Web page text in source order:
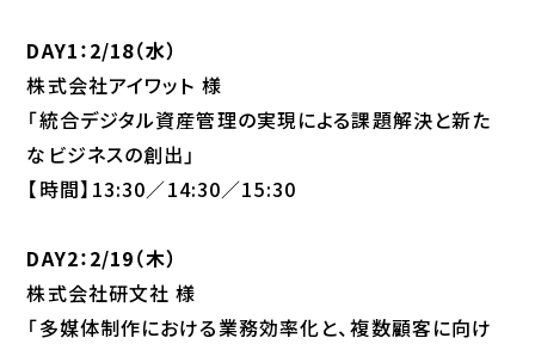
DAY1：2/18（水）
株式会社アイワット 様
「統合デジタル資産管理の実現による課題解決と新た
なビジネスの創出」
【時間】13:30／14:30／15:30
DAY2：2/19（木）
株式会社研文社 様
「多媒体制作における業務効率化と、複数顧客に向け